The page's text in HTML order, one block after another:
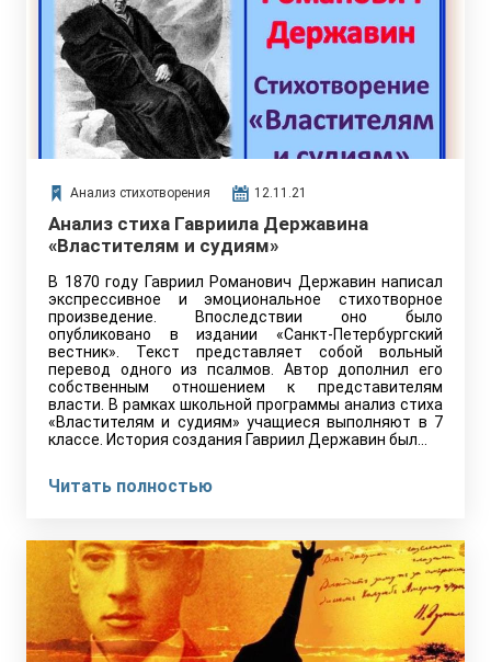
Анализ стихотворения 12.11.21
Анализ стиха Гавриила Державина
«Властителям и судиям»
В 1870 году Гавриил Романович Державин написал
экспрессивное и эмоциональное стихотворное
произведение. Впоследствии оно было
опубликовано в издании «Санкт-Петербургский
вестник». Текст представляет собой вольный
перевод одного из псалмов. Автор дополнил его
собственным отношением к представителям
власти. В рамках школьной программы анализ стиха
«Властителям и судиям» учащиеся выполняют в 7
классе. История создания Гавриил Державин был…
Читать полностью